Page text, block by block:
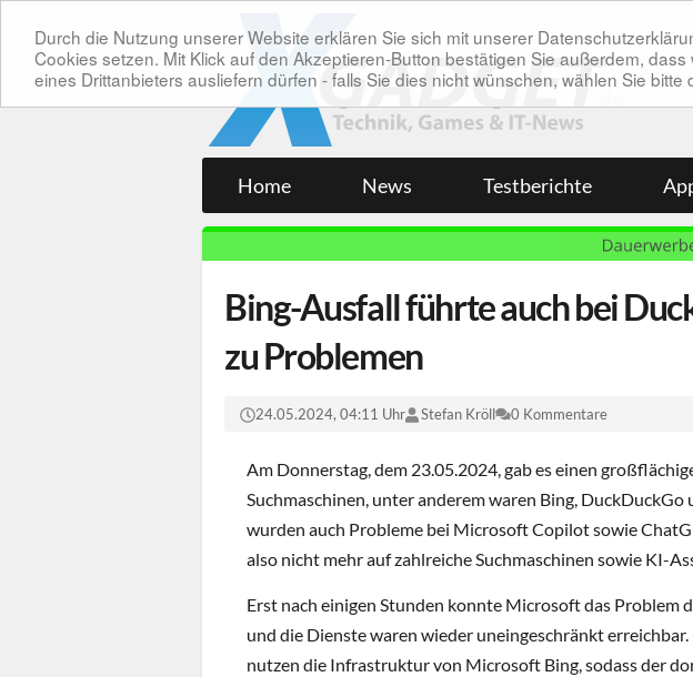
Durch die Nutzung unserer Website erklären Sie sich mit unserer
Cookies setzen. Mit Klick auf den Akzeptieren-Button bestätigen Sie außerdem,
eines Drittanbieters ausliefern dürfen - falls Sie dies nicht wünschen, wählen Sie
Home News Testberichte
Bing-Ausfall führte auch bei
zu Problemen
24.05.2024, 04:11 Uhr Stefan Kröll 0 Kommentare
Am Donnerstag, dem 23.05.2024, gab es einen
Suchmaschinen, unter anderem waren Bing, DuckDuckGo
wurden auch Probleme bei Microsoft Copilot sowie
also nicht mehr auf zahlreiche Suchmaschinen sowie KI-
Erst nach einigen Stunden konnte Microsoft das Problem
und die Dienste waren wieder uneingeschränkt
nutzen die Infrastruktur von Microsoft Bing, sodass der